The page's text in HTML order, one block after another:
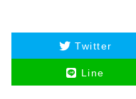
Twitter
Line